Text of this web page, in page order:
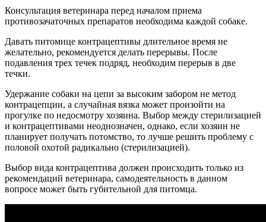
Консультация ветеринара перед началом приема
противозачаточных препаратов необходима каждой собаке.
Давать питомице контрацептивы длительное время не
желательно, рекомендуется делать перерывы. После
подавления трех течек подряд, необходим перерыв в две
течки.
Удержание собаки на цепи за высоким забором не метод
контрацепции, а случайная вязка может произойти на
прогулке по недосмотру хозяина. Выбор между стерилизацией
и контрацептивами неоднозначен, однако, если хозяин не
планирует получать потомство, то лучше решить проблему с
половой охотой радикально (стерилизацией).
Выбор вида контрацептива должен происходить только из
рекомендаций ветеринара, самодеятельность в данном
вопросе может быть губительной для питомца.